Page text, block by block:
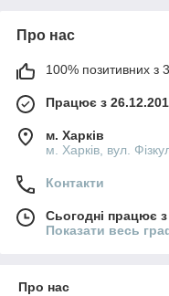
Про нас
100% позитивних з
Працює з
м. Харків
м. Харків, вул.
Контакти
Сьогодні працює
Показати весь
Про нас